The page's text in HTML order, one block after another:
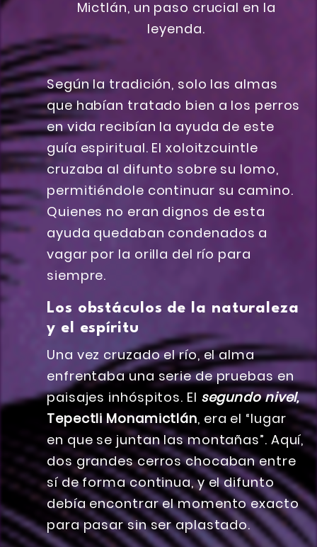
Según la tradición, solo las almas
que habían tratado bien a los perros
en vida recibían la ayuda de este
guía espiritual. El xoloitzcuintle
cruzaba al difunto sobre su lomo,
permitiéndole continuar su camino.
Quienes no eran dignos de esta
ayuda quedaban condenados a
vagar por la orilla del río para
siempre.
Los obstáculos de la naturaleza
y el espíritu
Una vez cruzado el río, el alma
enfrentaba una serie de pruebas en
paisajes inhóspitos. El segundo nivel,
Tepectli Monamictlán, era el “lugar
en que se juntan las montañas”. Aquí,
dos grandes cerros chocaban entre
sí de forma continua, y el difunto
debía encontrar el momento exacto
para pasar sin ser aplastado.